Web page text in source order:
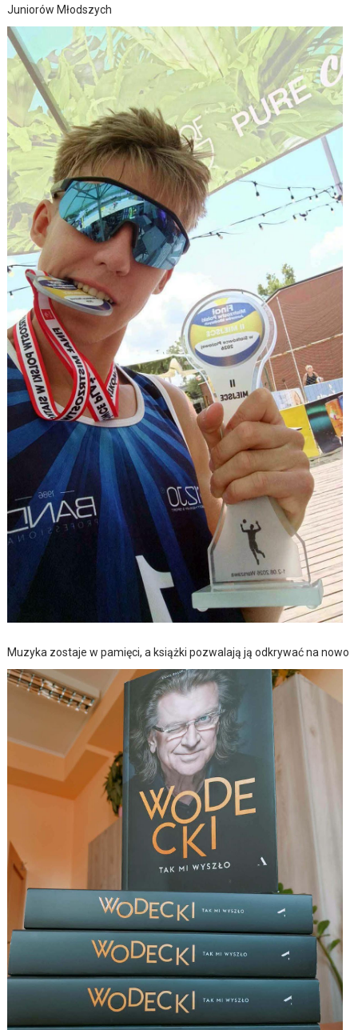
Juniorów Młodszych
Muzyka zostaje w pamięci, a książki pozwalają ją odkrywać na nowo